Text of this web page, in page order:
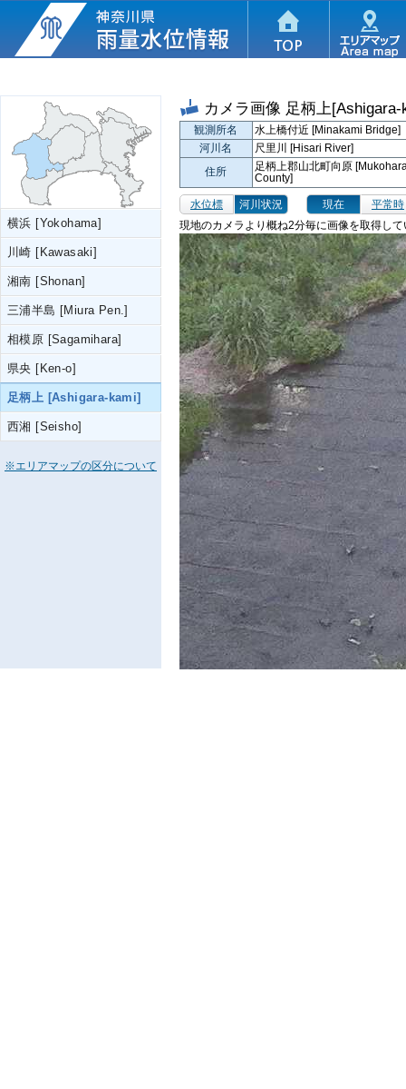
横浜 [Yokohama]
川崎 [Kawasaki]
湘南 [Shonan]
三浦半島 [Miura Pen.]
相模原 [Sagamihara]
県央 [Ken-o]
足柄上 [Ashigara-kami]
西湘 [Seisho]
※エリアマップの区分について
カメラ画像 足柄上[Ashigara-
観測所名
水上橋付近 [Minakami Bridge]
河川名
尺里川 [Hisari River]
住所
足柄上郡山北町向原
County]
水位標 河川状況 現在
平常時
現地のカメラより概ね2分毎に画像を取得し